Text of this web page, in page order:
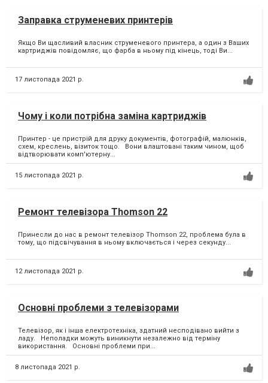
Заправка струменевих принтерів
Якщо Ви щасливий власник струменевого принтера, а один з Ваших
картриджів повідомляє, що фарба в ньому під кінець, тоді Ви...
17 листопада 2021 р.
Чому і коли потрібна заміна картриджів
Принтер - це пристрій для друку документів, фотографій, малюнків,
схем, креслень, візиток тощо. Вони влаштовані таким чином, щоб
відтворювати комп'ютерну...
15 листопада 2021 р.
Ремонт телевізора Thomson 22
Принесли до нас в ремонт телевізор Thomson 22, проблема була в
тому, що підсвічування в ньому включається і через секунду...
12 листопада 2021 р.
Основні проблеми з телевізорами
Телевізор, як і інша електротехніка, здатний несподівано вийти з
ладу. Неполадки можуть виникнути незалежно від терміну
використання. Основні проблеми при...
8 листопада 2021 р.